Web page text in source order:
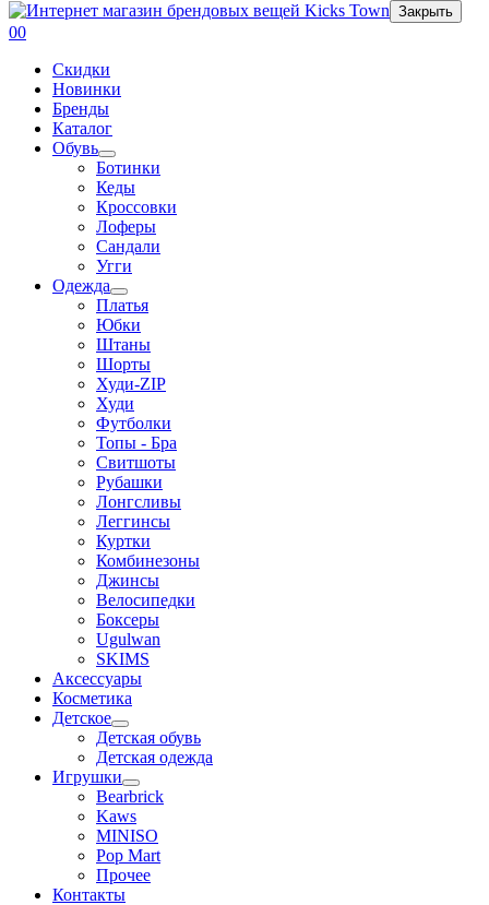
Закрыть
00
Скидки
Новинки
Бренды
Каталог
Обувь
Ботинки
Кеды
Кроссовки
Лоферы
Сандали
Угги
Одежда
Платья
Юбки
Штаны
Шорты
Худи-ZIP
Худи
Футболки
Топы - Бра
Свитшоты
Рубашки
Лонгсливы
Леггинсы
Куртки
Комбинезоны
Джинсы
Велосипедки
Боксеры
Ugulwan
SKIMS
Аксессуары
Косметика
Детское
Детская обувь
Детская одежда
Игрушки
Bearbrick
Kaws
MINISO
Pop Mart
Прочее
Контакты